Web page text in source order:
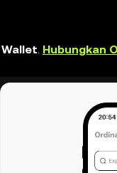
Wallet. Hubungkan